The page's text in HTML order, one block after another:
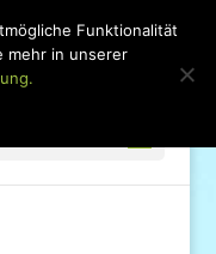
Funktionalität
mehr in unserer